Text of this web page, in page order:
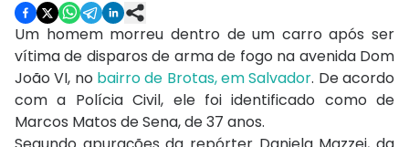
Um homem morreu dentro de um carro após ser
vítima de disparos de arma de fogo na avenida Dom
João VI, no bairro de Brotas, em Salvador. De acordo
com a Polícia Civil, ele foi identificado como de
Marcos Matos de Sena, de 37 anos.